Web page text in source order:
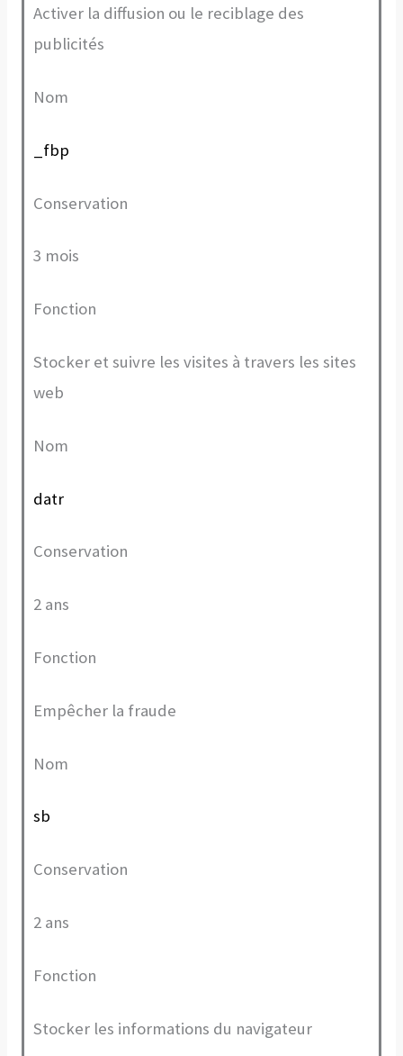
Activer la diffusion ou le reciblage des
publicités
Nom
_fbp
Conservation
3 mois
Fonction
Stocker et suivre les visites à travers les sites
web
Nom
datr
Conservation
2 ans
Fonction
Empêcher la fraude
Nom
sb
Conservation
2 ans
Fonction
Stocker les informations du navigateur